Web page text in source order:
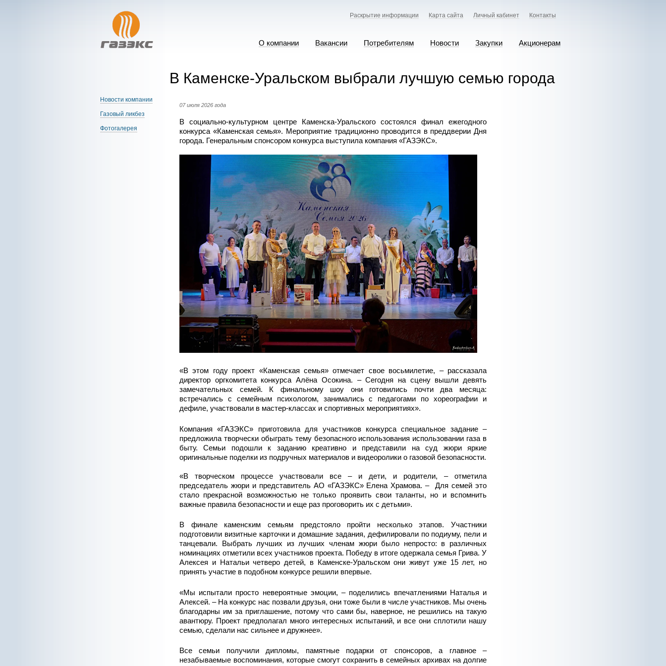
Раскрытие информации Карта сайта Личный кабинет Контакты
О компании Вакансии Потребителям Новости Закупки Акционерам
В Каменске-Уральском выбрали лучшую семью города
07 июля 2026 года
В социально-культурном центре Каменска-Уральского состоялся финал ежегодного
конкурса «Каменская семья». Мероприятие традиционно проводится в преддверии Дня
города. Генеральным спонсором конкурса выступила компания «ГАЗЭКС».
«В этом году проект «Каменская семья» отмечает свое восьмилетие, – рассказала
директор оргкомитета конкурса Алёна Осокина. – Сегодня на сцену вышли девять
замечательных семей. К финальному шоу они готовились почти два месяца:
встречались с семейным психологом, занимались с педагогами по хореографии и
дефиле, участвовали в мастер-классах и спортивных мероприятиях».
Компания «ГАЗЭКС» приготовила для участников конкурса специальное задание –
предложила творчески обыграть тему безопасного использования использовании газа в
быту. Семьи подошли к заданию креативно и представили на суд жюри яркие
оригинальные поделки из подручных материалов и видеоролики о газовой безопасности.
«В творческом процессе участвовали все – и дети, и родители, – отметила
председатель жюри и представитель АО «ГАЗЭКС» Елена Храмова. – Для семей это
стало прекрасной возможностью не только проявить свои таланты, но и вспомнить
важные правила безопасности и еще раз проговорить их с детьми».
В финале каменским семьям предстояло пройти несколько этапов. Участники
подготовили визитные карточки и домашние задания, дефилировали по подиуму, пели и
танцевали. Выбрать лучших из лучших членам жюри было непросто: в различных
номинациях отметили всех участников проекта. Победу в итоге одержала семья Грива. У
Алексея и Натальи четверо детей, в Каменске-Уральском они живут уже 15 лет, но
принять участие в подобном конкурсе решили впервые.
«Мы испытали просто невероятные эмоции, – поделились впечатлениями Наталья и
Алексей. – На конкурс нас позвали друзья, они тоже были в числе участников. Мы очень
благодарны им за приглашение, потому что сами бы, наверное, не решились на такую
авантюру. Проект предполагал много интересных испытаний, и все они сплотили нашу
семью, сделали нас сильнее и дружнее».
Все семьи получили дипломы, памятные подарки от спонсоров, а главное –
незабываемые воспоминания, которые смогут сохранить в семейных архивах на долгие
Новости компании
Газовый ликбез
Фотогалерея